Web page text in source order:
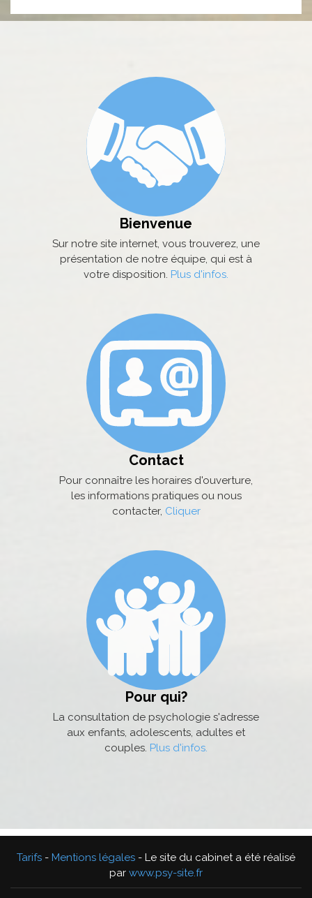
Bienvenue
Sur notre site internet, vous trouverez, une
présentation de notre équipe, qui est à
votre disposition. Plus d'infos.
Contact
Pour connaître les horaires d'ouverture,
les informations pratiques ou nous
contacter, Cliquer
Pour qui?
La consultation de psychologie s'adresse
aux enfants, adolescents, adultes et
couples. Plus d'infos.
Tarifs - Mentions légales - Le site du cabinet a été réalisé
par www.psy-site.fr